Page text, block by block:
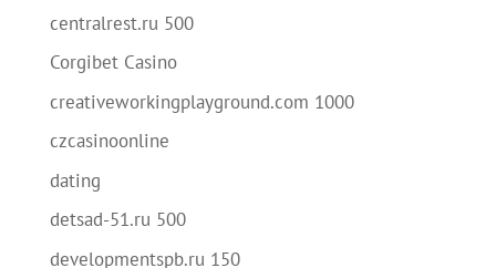
centralrest.ru 500
Corgibet Casino
creativeworkingplayground.com 1000
czcasinoonline
dating
detsad-51.ru 500
developmentspb.ru 150